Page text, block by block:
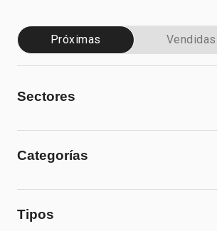
Próximas Vendidas
Sectores
Categorías
Tipos